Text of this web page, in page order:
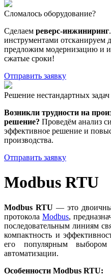
Сломалось оборудование?
Сделаем реверс-инжиниринг
инструментами отсканируем
предложим модернизацию и
сжатые сроки!
Отправить заявку
Решение нестандартных задач
Возникли трудности на
решение? Проведём анализ
эффективное решение и
производства.
Отправить заявку
Modbus RTU
Modbus RTU — это
протокола Modbus,
последовательным линиям
компактность и
его популярным
автоматизации.
Особенности Modbus RTU: